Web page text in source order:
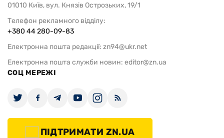
01010 Київ, вул. Князів Острозьких, 19/1
Телефон рекламного відділу:
+380 44 280-09-83
Електронна пошта редакції: zn94@ukr.net
Електронна пошта служби новин: editor@zn.ua
СОЦ МЕРЕЖІ
ПІДТРИМАТИ ZN.UA